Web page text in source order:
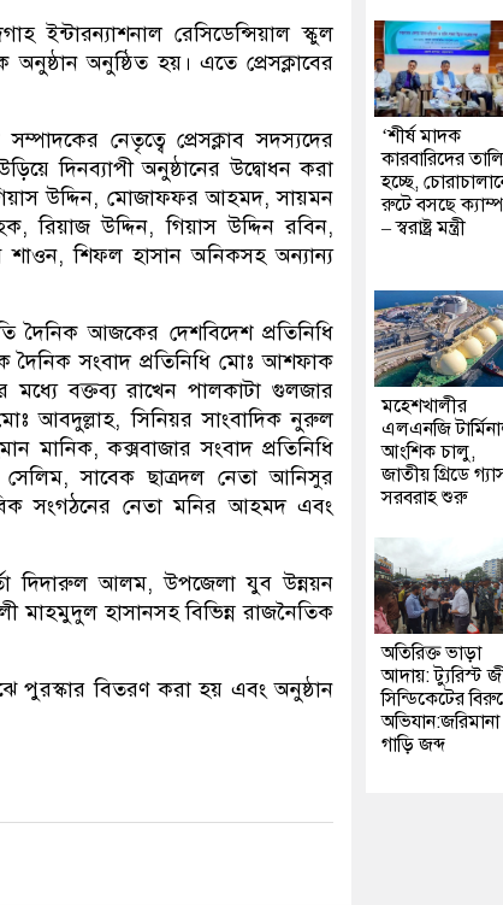
ইন্টারন্যাশনাল রেসিডেন্সিয়াল স্কুল
অনুষ্ঠিত হয়। এতে প্রেসক্লাবের
নেতৃত্বে প্রেসক্লাব সদস্যদের
দিনব্যাপী অনুষ্ঠানের উদ্বোধন করা
গিয়াস উদ্দিন, মোজাফফর আহমদ, সায়মন
উদ্দিন, গিয়াস উদ্দিন রবিন,
শিফল হাসান অনিকসহ অন্যান্য
দৈনিক আজকের দেশবিদেশ প্রতিনিধি
দৈনিক সংবাদ প্রতিনিধি মোঃ আশফাক
মধ্যে বক্তব্য রাখেন পালকাটা গুলজার
আবদুল্লাহ, সিনিয়র সাংবাদিক নুরুল
মানিক, কক্সবাজার সংবাদ প্রতিনিধি
সাবেক ছাত্রদল নেতা আনিসুর
সংগঠনের নেতা মনির আহমদ এবং
দিদারুল আলম, উপজেলা যুব উন্নয়ন
মাহমুদুল হাসানসহ বিভিন্ন রাজনৈতিক
পুরস্কার বিতরণ করা হয় এবং অনুষ্ঠান
‘শীর্ষ মাদক
কারবারিদের
হচ্ছে,
রুটে বসছে
– স্বরাষ্ট্র মন্ত্রী
মহেশখালীর
এলএনজি
আংশিক চালু,
জাতীয় গ্রিডে
সরবরাহ শুরু
অতিরিক্ত ভাড়া
আদায়: ট্যুরিস্ট
সিন্ডিকেটের
গাড়ি জব্দ